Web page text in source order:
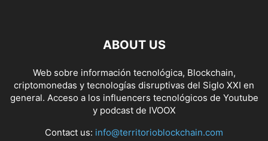
ABOUT US
Web sobre información tecnológica, Blockchain,
criptomonedas y tecnologías disruptivas del Siglo XXI en
general. Acceso a los influencers tecnológicos de Youtube
y podcast de IVOOX
Contact us: info@territorioblockchain.com